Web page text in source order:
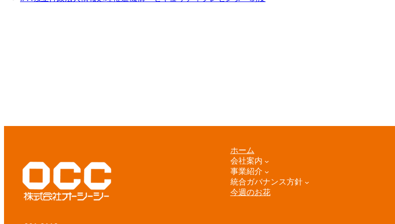
ホーム
会社案内
事業紹介
統合ガバナンス方針
今週のお花